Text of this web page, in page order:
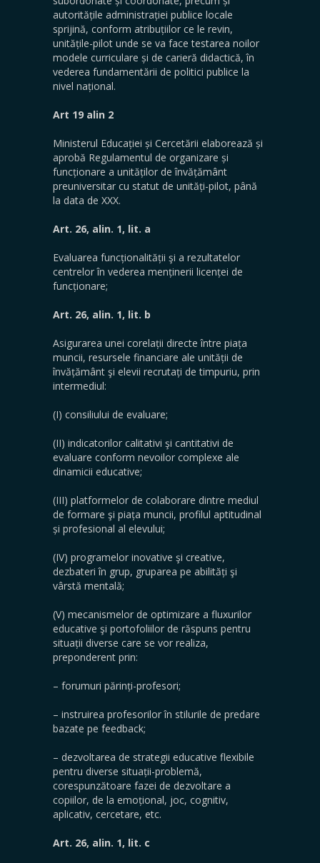
autoritățile administrației publice locale
sprijină, conform atribuțiilor ce le revin,
unitățile-pilot unde se va face testarea noilor
modele curriculare și de carieră didactică, în
vederea fundamentării de politici publice la
nivel național.
Art 19 alin 2
Ministerul Educației și Cercetării elaborează și
aprobă Regulamentul de organizare și
funcționare a unităților de învățământ
preuniversitar cu statut de unități-pilot, până
la data de XXX.
Art. 26, alin. 1, lit. a
Evaluarea funcționalității şi a rezultatelor
centrelor în vederea menținerii licenței de
funcționare;
Art. 26, alin. 1, lit. b
Asigurarea unei corelații directe între piața
muncii, resursele financiare ale unității de
învățământ şi elevii recrutați de timpuriu, prin
intermediul:
(I) consiliului de evaluare;
(II) indicatorilor calitativi şi cantitativi de
evaluare conform nevoilor complexe ale
dinamicii educative;
(III) platformelor de colaborare dintre mediul
de formare şi piața muncii, profilul aptitudinal
și profesional al elevului;
(IV) programelor inovative şi creative,
dezbateri în grup, gruparea pe abilități şi
vârstă mentală;
(V) mecanismelor de optimizare a fluxurilor
educative şi portofoliilor de răspuns pentru
situații diverse care se vor realiza,
preponderent prin:
– forumuri părinți-profesori;
– instruirea profesorilor în stilurile de predare
bazate pe feedback;
– dezvoltarea de strategii educative flexibile
pentru diverse situații-problemă,
corespunzătoare fazei de dezvoltare a
copiilor, de la emoțional, joc, cognitiv,
aplicativ, cercetare, etc.
Art. 26, alin. 1, lit. c